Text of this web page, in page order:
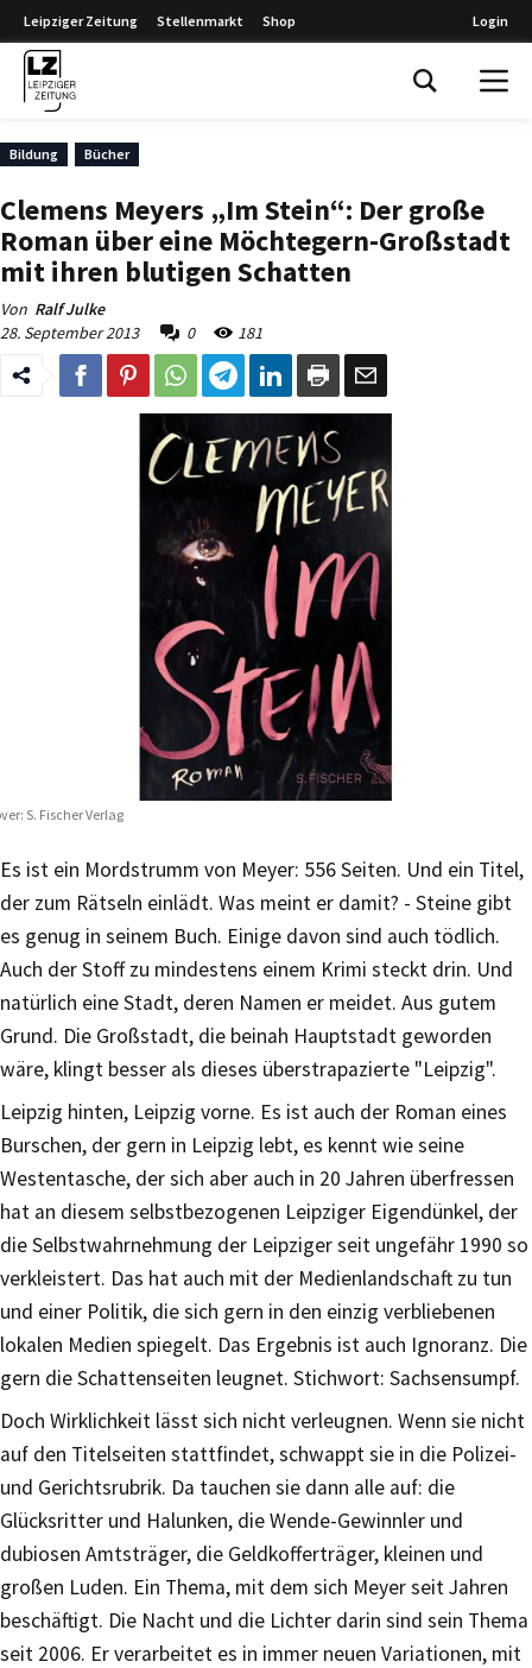
Leipziger Zeitung Stellenmarkt Shop Login
Bildung Bücher
Clemens Meyers „Im Stein“: Der große
Roman über eine Möchtegern-Großstadt
mit ihren blutigen Schatten
Von Ralf Julke
28. September 2013
0 181
S. Fischer Verlag
Es ist ein Mordstrumm von Meyer: 556 Seiten. Und ein Titel,
der zum Rätseln einlädt. Was meint er damit? - Steine gibt
es genug in seinem Buch. Einige davon sind auch tödlich.
Auch der Stoff zu mindestens einem Krimi steckt drin. Und
natürlich eine Stadt, deren Namen er meidet. Aus gutem
Grund. Die Großstadt, die beinah Hauptstadt geworden
wäre, klingt besser als dieses überstrapazierte "Leipzig".
Leipzig hinten, Leipzig vorne. Es ist auch der Roman eines
Burschen, der gern in Leipzig lebt, es kennt wie seine
Westentasche, der sich aber auch in 20 Jahren überfressen
hat an diesem selbstbezogenen Leipziger Eigendünkel, der
die Selbstwahrnehmung der Leipziger seit ungefähr 1990 so
verkleistert. Das hat auch mit der Medienlandschaft zu tun
und einer Politik, die sich gern in den einzig verbliebenen
lokalen Medien spiegelt. Das Ergebnis ist auch Ignoranz. Die
gern die Schattenseiten leugnet. Stichwort: Sachsensumpf.
Doch Wirklichkeit lässt sich nicht verleugnen. Wenn sie nicht
auf den Titelseiten stattfindet, schwappt sie in die Polizei-
und Gerichtsrubrik. Da tauchen sie dann alle auf: die
Glücksritter und Halunken, die Wende-Gewinnler und
dubiosen Amtsträger, die Geldkofferträger, kleinen und
großen Luden. Ein Thema, mit dem sich Meyer seit Jahren
beschäftigt. Die Nacht und die Lichter darin sind sein Thema
seit 2006. Er verarbeitet es in immer neuen Variationen, mit